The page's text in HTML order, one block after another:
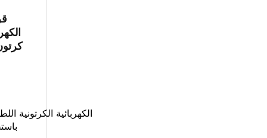
الكهربائية الكرتونية